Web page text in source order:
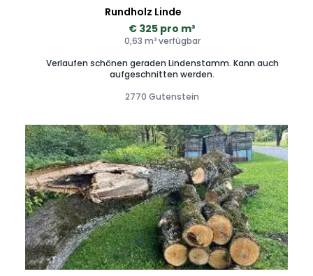
Rundholz Linde
€ 325 pro m³
0,63 m³ verfügbar
Verlaufen schönen geraden Lindenstamm. Kann auch
aufgeschnitten werden.
2770 Gutenstein